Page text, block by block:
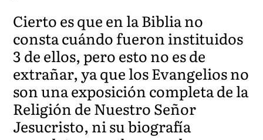
Cierto es que en la Biblia no
consta cuándo fueron instituidos
3 de ellos, pero esto no es de
extrañar, ya que los Evangelios no
son una exposición completa de la
Religión de Nuestro Señor
Jesucristo, ni su biografía